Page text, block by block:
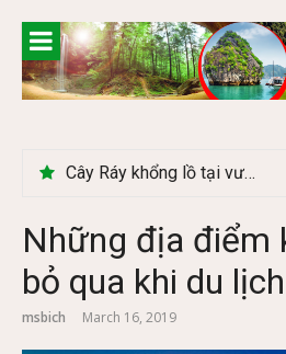
content
Cây Ráy khổng lồ tại vườn Quốc gia Cúc Phương
Những địa điểm
bỏ qua khi du
msbich March 16, 2019